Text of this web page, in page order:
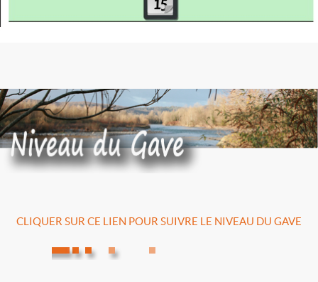
CLIQUER SUR CE LIEN POUR SUIVRE LE NIVEAU DU GAVE